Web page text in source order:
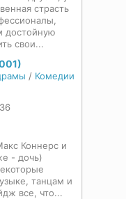
страсть
достойную
свои...
/ Комедии
Коннерс и
- дочь)
танцам и
все, что...